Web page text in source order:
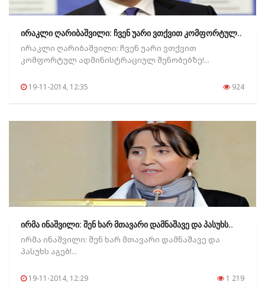
ირაკლი ღარიბაშვილი: ჩვენ უარი ვთქვით კომფორტულ..
ირაკლი ღარიბაშვილი: ჩვენ უარი ვთქვით
კომფორტულ ადმინისტრაციულ შენობებზე!...
19-11-2014, 12:35 924
ირმა ინაშვილი: შენ ხარ მთავარი დამნაშავე და პასუხს..
ირმა ინაშვილი: შენ ხარ მთავარი დამნაშავე და
პასუხს აგებ!...
19-11-2014, 12:29 1 219